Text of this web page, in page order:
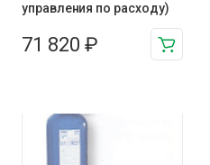
управления по расходу)
71 820 ₽